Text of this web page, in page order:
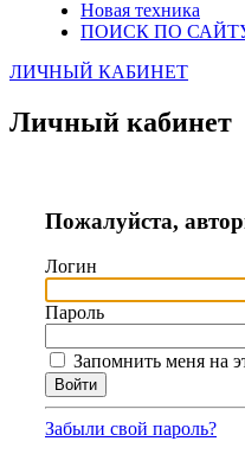
Новая техника
ПОИСК ПО
ЛИЧНЫЙ КАБИНЕТ
Личный кабинет
Пожалуйста,
Логин
Пароль
Запомнить меня на
Забыли свой пароль?